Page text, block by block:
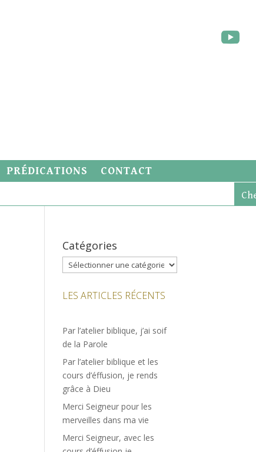
PRÉDICATIONS CONTACT
Catégories
Catégories
LES ARTICLES RÉCENTS
Par l’atelier biblique, j’ai soif
de la Parole
Par l’atelier biblique et les
cours d’éffusion, je rends
grâce à Dieu
Merci Seigneur pour les
merveilles dans ma vie
Merci Seigneur, avec les